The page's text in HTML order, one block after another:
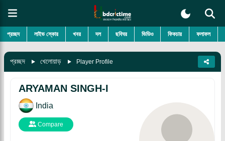
প্রচ্ছদ লাইভ স্কোর খবর দল ছবিঘর ভিডিও ফিকচার ফলাফল
প্রচ্ছদ খেলোয়াড় Player Profile
ARYAMAN SINGH-I
India
Compare